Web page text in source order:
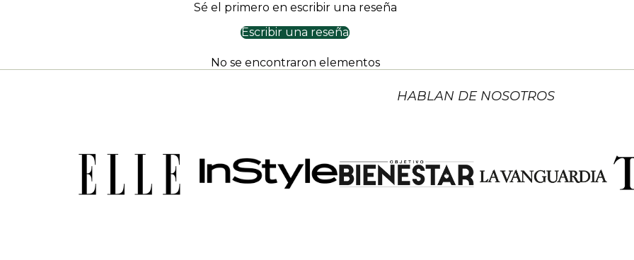
Sé el primero en escribir una reseña
Escribir una reseña
No se encontraron elementos
HABLAN DE NOSOTROS